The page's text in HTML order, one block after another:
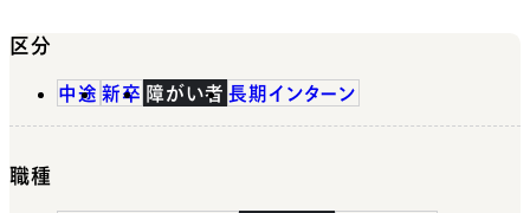
区分
中途 新卒 障がい者 長期インターン
職種